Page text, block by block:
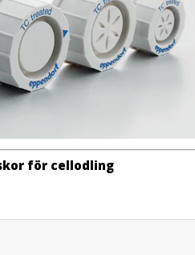
för cellodling